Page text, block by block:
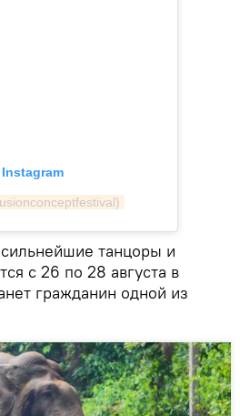
танцоры и
с 26 по 28 августа в
гражданин одной из